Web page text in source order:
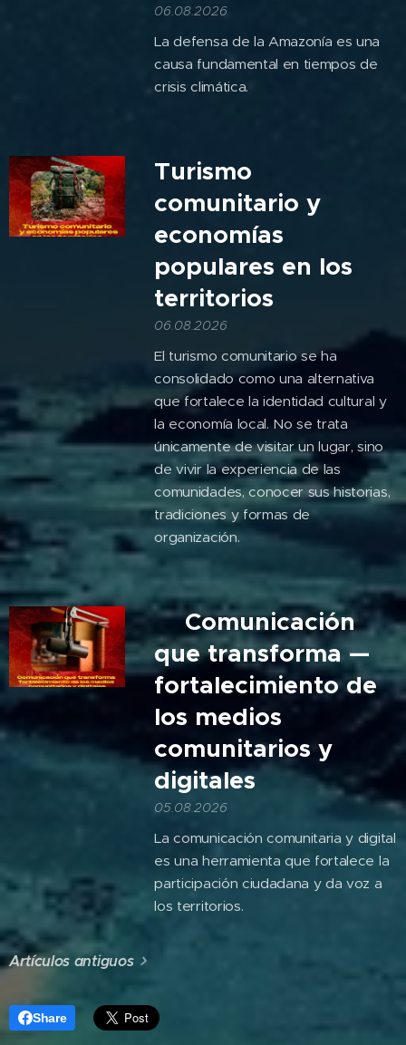
06.08.2026
La defensa de la Amazonía es una
causa fundamental en tiempos de
crisis climática.
Turismo
comunitario y
economías
populares en los
territorios
06.08.2026
El turismo comunitario se ha
consolidado como una alternativa
que fortalece la identidad cultural y
la economía local. No se trata
únicamente de visitar un lugar, sino
de vivir la experiencia de las
comunidades, conocer sus historias,
tradiciones y formas de
organización.
🎙️Comunicación
que transforma —
fortalecimiento de
los medios
comunitarios y
digitales
05.08.2026
La comunicación comunitaria y digital
es una herramienta que fortalece la
participación ciudadana y da voz a
los territorios.
Artículos antiguos
Share